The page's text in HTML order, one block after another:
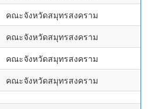
คณะจังหวัดสมุทรสงคราม
คณะจังหวัดสมุทรสงคราม
คณะจังหวัดสมุทรสงคราม
คณะจังหวัดสมุทรสงคราม